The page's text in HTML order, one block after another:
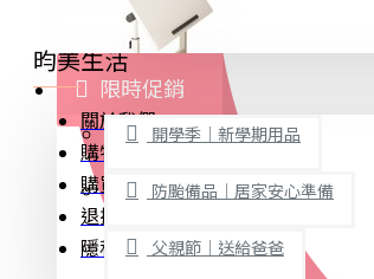
隨身餐具
查看更多
文具禮品
桌子/椅子
置物架/收納櫃
其他
限時促銷
開學季｜新學期用品
防颱備品｜居家安心準備
父親節｜送給爸爸
昀美生活
關於我們
購物須知
購買教學與說明
退換貨條款
隱私權聲明